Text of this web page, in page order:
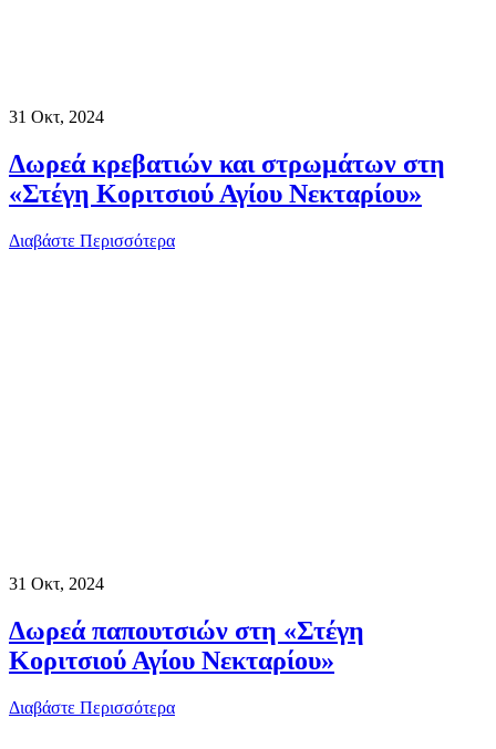
31 Οκτ, 2024
Δωρεά κρεβατιών και στρωμάτων στη
«Στέγη Κοριτσιού Αγίου Νεκταρίου»
Διαβάστε Περισσότερα
31 Οκτ, 2024
Δωρεά παπουτσιών στη «Στέγη
Κοριτσιού Αγίου Νεκταρίου»
Διαβάστε Περισσότερα